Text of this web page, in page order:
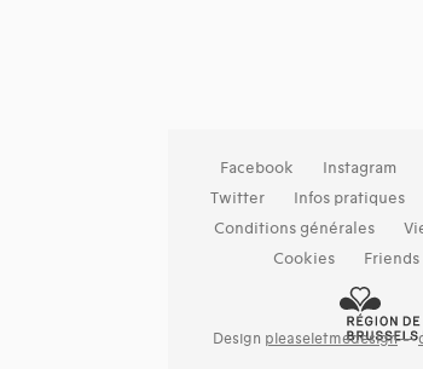
Facebook Instagram
Twitter
Infos pratiques
Conditions générales
Cookies
Friends
Design pleaseletmedesign—